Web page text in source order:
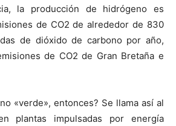
la producción de hidrógeno es
de CO2 de alrededor de 830
de dióxido de carbono por año,
de CO2 de Gran Bretaña e
«verde», entonces? Se llama así al
plantas impulsadas por energía